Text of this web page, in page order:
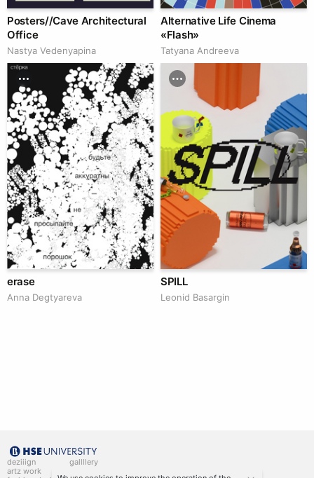
Posters//Cave Architectural
Office
Nastya Vedenyapina
Alternative Life Cinema
«Flash»
Tatyana Andreeva
erase
Anna Degtyareva
SPILL
Leonid Basargin
deziiign
artz work
gallllery